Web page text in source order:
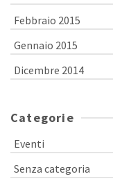
Febbraio 2015
Gennaio 2015
Dicembre 2014
Categorie
Eventi
Senza categoria